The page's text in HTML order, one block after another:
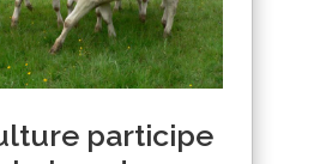
participe